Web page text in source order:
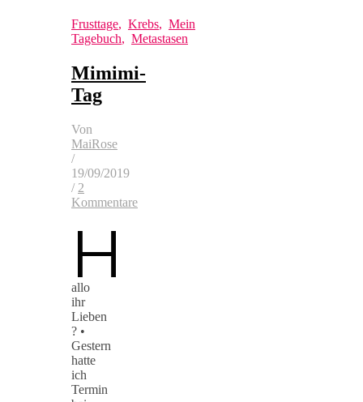
Frusttage, Krebs, Mein
Tagebuch, Metastasen
Mimimi-
Tag
Von
MaiRose
/
19/09/2019
/ 2
Kommentare
H
allo
ihr
Lieben
? •
Gestern
hatte
ich
Termin